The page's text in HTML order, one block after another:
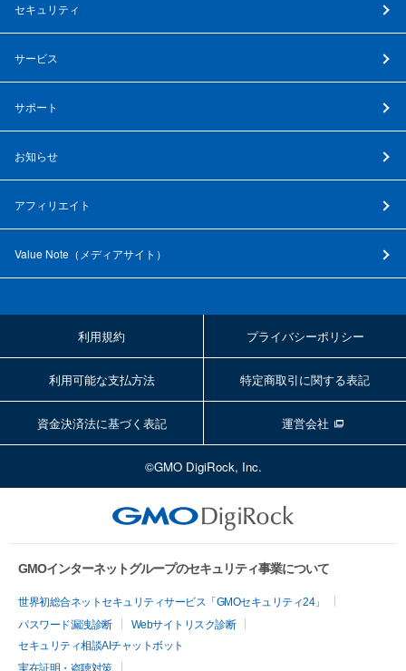
セキュリティ
サービス
サポート
お知らせ
アフィリエイト
Value Note（ メディアサイト ）
利用規約 プライバシーポリシー
利用可能な支払方法 特定商取引に関する表記
資金決済法に基づく表記 運営会社
©GMO DigiRock, Inc.
GMOインターネットグループのセキュリティ事業について
世界初総合ネットセキュリティサービス「GMOセキュリティ24」
パスワード漏洩診断
Webサイトリスク診断
セキュリティ相談AIチャットボット
実在証明・盗聴対策